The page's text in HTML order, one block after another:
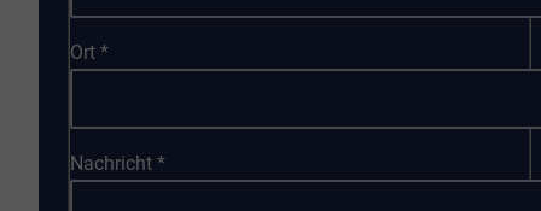
Ort*
Nachricht*